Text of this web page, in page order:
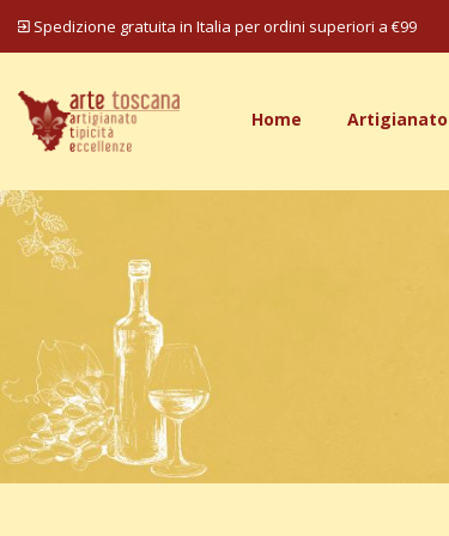
Spedizione gratuita in Italia per ordini superiori a €99
Home Artigianato